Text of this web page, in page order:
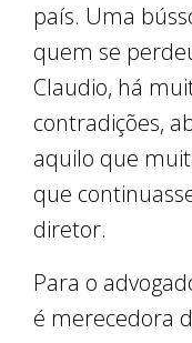
país. Uma
quem se
Claudio, há
contradições,
aquilo que
que
diretor.
Para o
é merecedora